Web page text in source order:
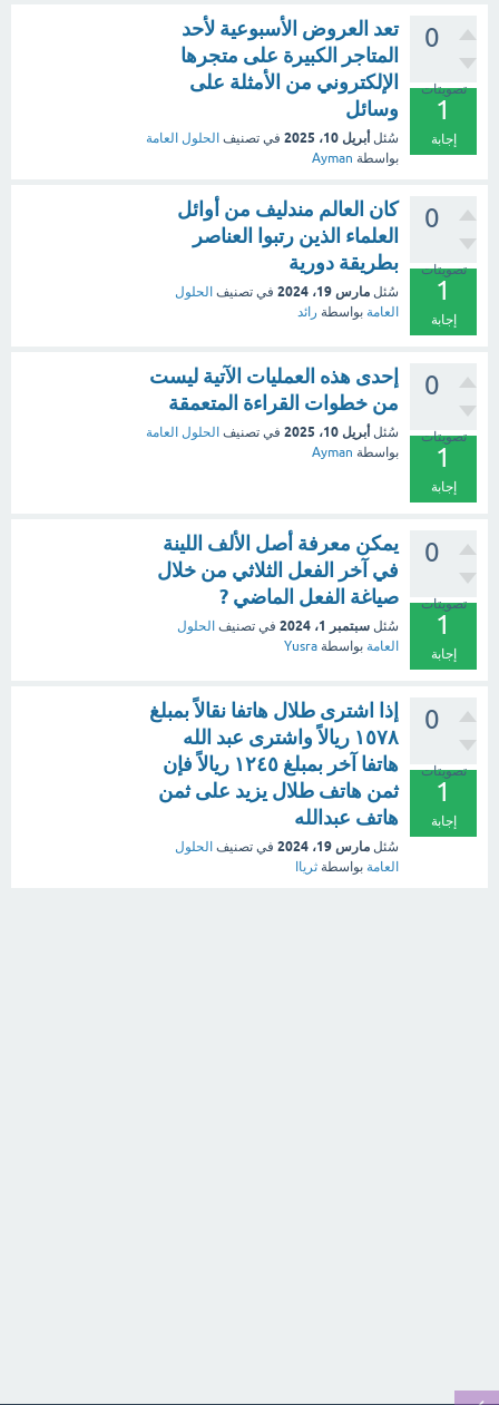
0
تصويتات
1
إجابة
تعد العروض الأسبوعية لأحد
المتاجر الكبيرة على متجرها
الإلكتروني من الأمثلة على
وسائل
سُئل أبريل 10، 2025 في تصنيف الحلول العامة
بواسطة Ayman
0
تصويتات
1
إجابة
كان العالم مندليف من أوائل
العلماء الذين رتبوا العناصر
بطريقة دورية
سُئل مارس 19، 2024 في تصنيف الحلول
العامة بواسطة رائد
0
تصويتات
1
إجابة
إحدى هذه العمليات الآتية ليست
من خطوات القراءة المتعمقة
سُئل أبريل 10، 2025 في تصنيف الحلول العامة
بواسطة Ayman
0
تصويتات
1
إجابة
يمكن معرفة أصل الألف اللينة
في آخر الفعل الثلاثي من خلال
صياغة الفعل الماضي ?
سُئل سبتمبر 1، 2024 في تصنيف الحلول
العامة بواسطة Yusra
0
تصويتات
1
إجابة
إذا اشترى طلال هاتفا نقالاً بمبلغ
١٥٧٨ ريالاً واشترى عبد الله
هاتفا آخر بمبلغ ١٢٤٥ ريالاً فإن
ثمن هاتف طلال يزيد على ثمن
هاتف عبدالله
سُئل مارس 19، 2024 في تصنيف الحلول
العامة بواسطة ثرياا